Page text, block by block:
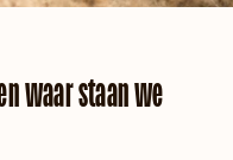
waar staan we